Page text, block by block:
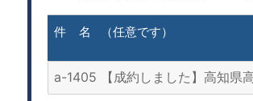
件 名 （任意です）